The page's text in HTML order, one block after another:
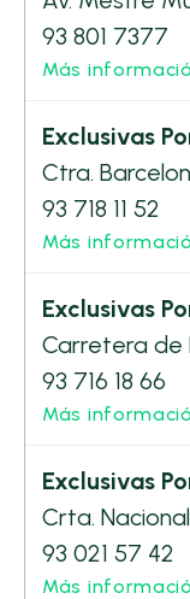
93 801 7377
Más
Exclusivas
Ctra.
93 718 11 52
Más
Exclusivas
Carretera de
93 716 18 66
Más
Exclusivas
Crta.
93 021 57 42
Más